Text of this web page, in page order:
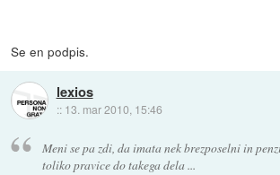
Se en podpis.
lexios
:: 13. mar 2010, 15:46
Meni se pa zdi, da imata nek brezposelni in
toliko pravice do takega dela ...